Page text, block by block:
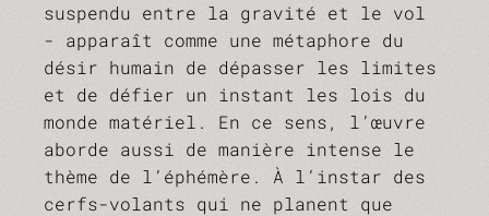
suspendu entre la gravité et le vol
- apparaît comme une métaphore du
désir humain de dépasser les limites
et de défier un instant les lois du
monde matériel. En ce sens, l’œuvre
aborde aussi de manière intense le
thème de l’éphémère. À l’instar des
cerfs-volants qui ne planent que